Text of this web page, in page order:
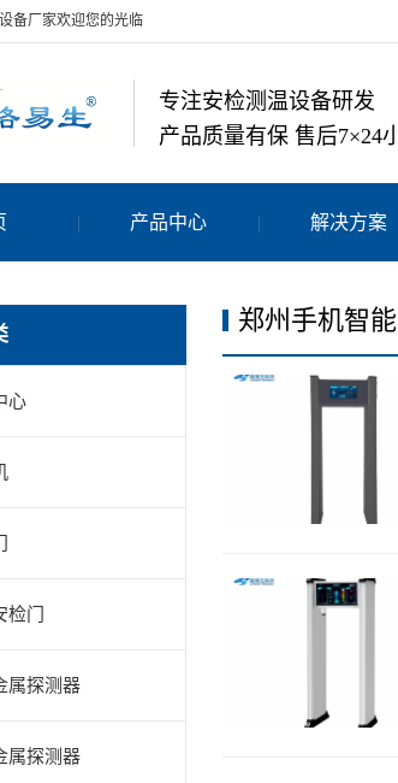
备厂家欢迎您的光临
专注安检测温设备研发
产品质量有保 售后7×24
产品中心 解决方案
心
门
属探测器
属探测器
郑州手机智